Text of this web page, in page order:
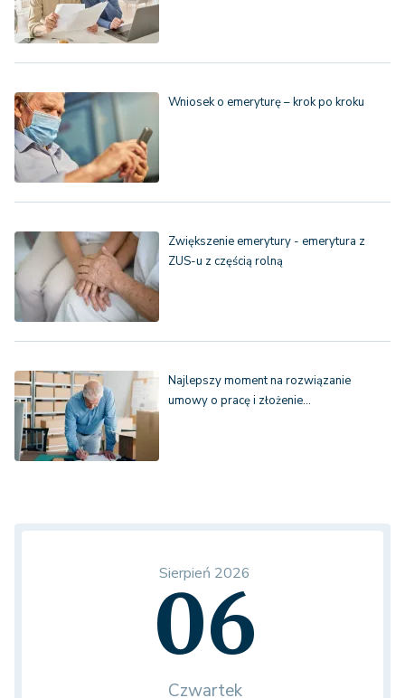
Wniosek o emeryturę – krok po kroku
Zwiększenie emerytury - emerytura z
ZUS-u z częścią rolną
Najlepszy moment na rozwiązanie
umowy o pracę i złożenie…
Sierpień 2026
06
Czwartek